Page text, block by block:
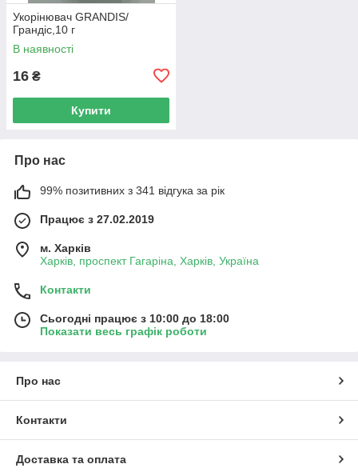
Укорінювач GRANDIS/
Грандіс,10 г
В наявності
16 ₴
Купити
Про нас
99% позитивних з 341 відгука за рік
Працює з 27.02.2019
м. Харків
Харків, проспект Гагаріна, Харків, Україна
Контакти
Сьогодні працює з 10:00 до 18:00
Показати весь графік роботи
Про нас
Контакти
Доставка та оплата